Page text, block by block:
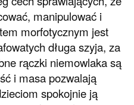
manipulować i
morfotycznym jest
długa szyja, za
rączki niemowlaka są
i masa pozwalają
spokojnie ją